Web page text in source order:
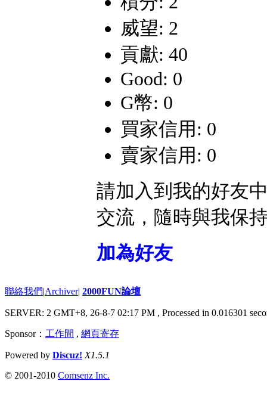
威望: 2
貢獻: 40
Good: 0
G幣: 0
買家信用: 0
賣家信用: 0
請加入到我的好友
交流，隨時與我保
加為好友
聯絡我們|Archiver| 2000FUN論壇
SERVER: 2 GMT+8, 26-8-7 02:17 PM , Processed in 0.016301
Sponsor： 工作間 , 網頁寄存
Powered by Discuz! X1.5.1
© 2001-2010 Comsenz Inc.